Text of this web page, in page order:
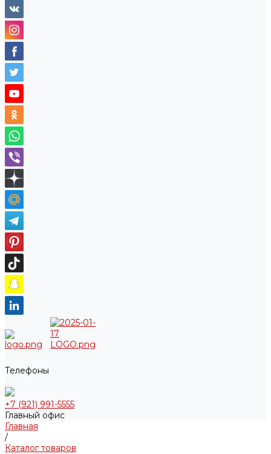
Телефоны
+7 (921) 991-5555
Главный офис
Главная
/
Каталог товаров